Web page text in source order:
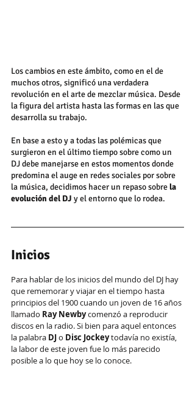
Los cambios en este ámbito, como en el de
muchos otros, significó una verdadera
revolución en el arte de mezclar música. Desde
la figura del artista hasta las formas en las que
desarrolla su trabajo.
En base a esto y a todas las polémicas que
surgieron en el último tiempo sobre como un
DJ debe manejarse en estos momentos donde
predomina el auge en redes sociales por sobre
la música, decidimos hacer un repaso sobre la
evolución del DJ y el entorno que lo rodea.
Inicios
Para hablar de los inicios del mundo del DJ hay
que rememorar y viajar en el tiempo hasta
principios del 1900 cuando un joven de 16 años
llamado Ray Newby comenzó a reproducir
discos en la radio. Si bien para aquel entonces
la palabra DJ o Disc Jockey todavía no existía,
la labor de este joven fue lo más parecido
posible a lo que hoy se lo conoce.